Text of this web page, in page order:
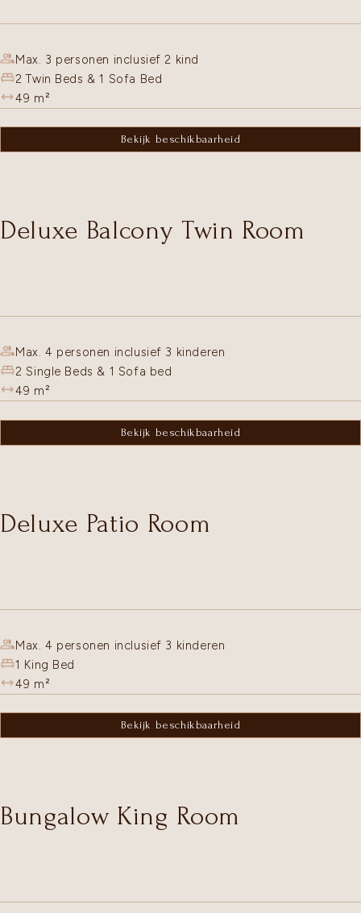
Max. 3 personen inclusief 2 kind
2 Twin Beds & 1 Sofa Bed
49 m²
Bekijk beschikbaarheid
Deluxe Balcony Twin Room
Max. 4 personen inclusief 3 kinderen
2 Single Beds & 1 Sofa bed
49 m²
Bekijk beschikbaarheid
Deluxe Patio Room
Max. 4 personen inclusief 3 kinderen
1 King Bed
49 m²
Bekijk beschikbaarheid
Bungalow King Room